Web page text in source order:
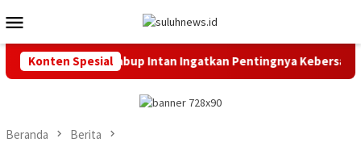
ke
kontenMobile
Konten Spesial
HUT RI, Wabup Intan Ingatkan Pentingnya Kebersamaan
Beranda Berita